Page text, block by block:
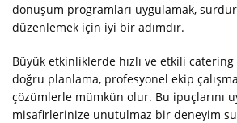
dönüşüm programları uygulamak,
düzenlemek için iyi bir adımdır.
Büyük etkinliklerde hızlı ve etkili
doğru planlama, profesyonel ekip
çözümlerle mümkün olur. Bu ipuçlarını
misafirlerinize unutulmaz bir deneyim